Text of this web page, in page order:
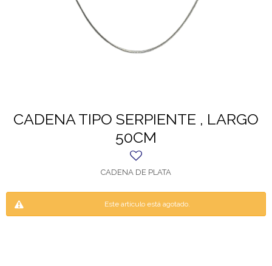
CADENA TIPO SERPIENTE , LARGO
50CM
CADENA DE PLATA
Este artículo está agotado.